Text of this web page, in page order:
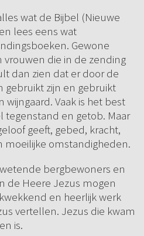
wat de Bijbel (Nieuwe
lees eens wat
Gewone
vrouwen die in de zending
dan zien dat er door de
gebruikt zijn en gebruikt
Vaak is het best
tegenstand en getob. Maar
geeft, gebed, kracht,
moeilijke omstandigheden.
bergbewoners en
de Heere Jezus mogen
en heerlijk werk
vertellen. Jezus die kwam
is.